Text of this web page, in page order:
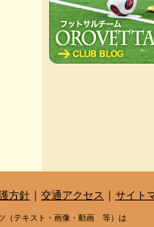
方針 ｜ 交通アクセス ｜ サイト
（テキスト・画像・動画 等）は